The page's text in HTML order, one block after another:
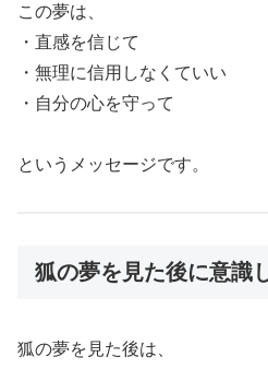
この夢は、
・直感を信じて
・無理に信用しなくていい
・自分の心を守って
というメッセージです。
狐の夢を見た後に意識
狐の夢を見た後は、